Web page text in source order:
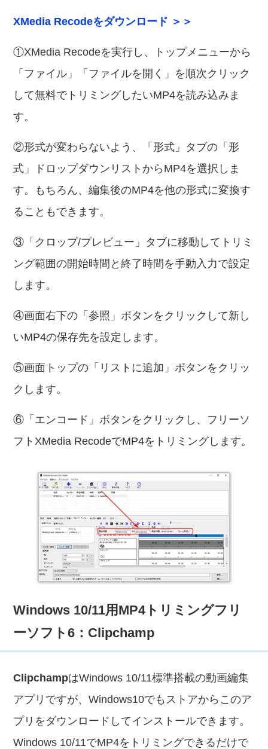
XMedia Recodeをダウンロード ＞＞
①XMedia Recodeを実行し、トップメニューから
「ファイル」「ファイルを開く」を順次クリック
して無料でトリミングしたいMP4を読み込みま
す。
②形式が変わらないよう、「形式」タブの「形
式」ドロップダウンリストからMP4を選択しま
す。もちろん、編集後のMP4を他の形式に変換す
ることもできます。
③「クロップ/プレビュー」タブに移動してトリミ
ング範囲の開始時間と終了時間を手動入力で設定
します。
④画面右下の「参照」ボタンをクリックして新し
いMP4の保存先を設定します。
⑤画面トップの「リストに追加」ボタンをクリッ
クします。
⑥「エンコード」ボタンをクリックし、フリーソ
フトXMedia RecodeでMP4をトリミングします。
Windows 10/11用MP4トリミングフリ
ーソフト6：Clipchamp
ClipchampはWindows 10/11標準搭載の動画編集
アプリですが、Windows10でもストアからこのア
プリをダウンロードしてインストールできます。
Windows 10/11でMP4をトリミングできるだけで